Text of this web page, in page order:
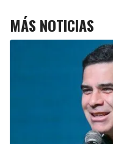
MÁS NOTICIAS